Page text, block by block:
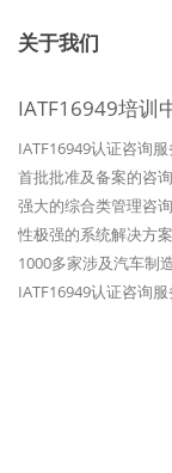
关于我们
IATF16949培训
IATF16949认证咨询
首批批准及备案的咨
强大的综合类管理咨
性极强的系统解决方
1000多家涉及汽车制
IATF16949认证咨询